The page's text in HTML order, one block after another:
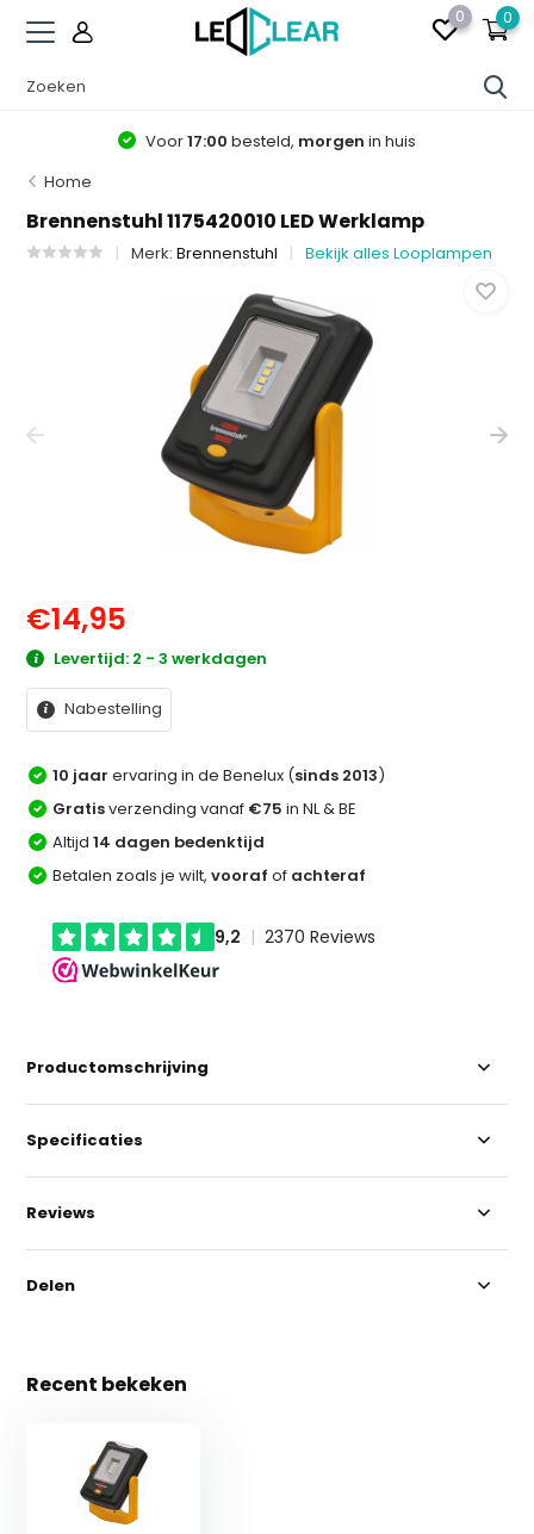
0 0
Voor17:00 besteld, morgen in huis
Home
Brennenstuhl 1175420010 LED Werklamp
Merk:Brennenstuhl Bekijk alles Looplampen
€14,95
Levertijd: 2 - 3 werkdagen
Nabestelling
10 jaar ervaring in de Benelux (sinds 2013)
Gratisverzending vanaf €75 in NL & BE
Altijd14 dagen bedenktijd
Betalen zoals je wilt,vooraf of achteraf
Productomschrijving
Specificaties
Reviews
Delen
Recent bekeken